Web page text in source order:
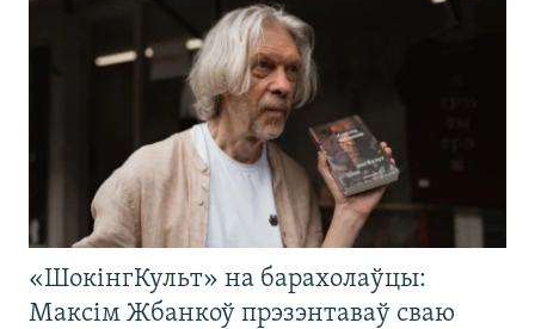
«ШокінгКульт» на барахолаўцы:
Максім Жбанкоў прэзэнтаваў сваю